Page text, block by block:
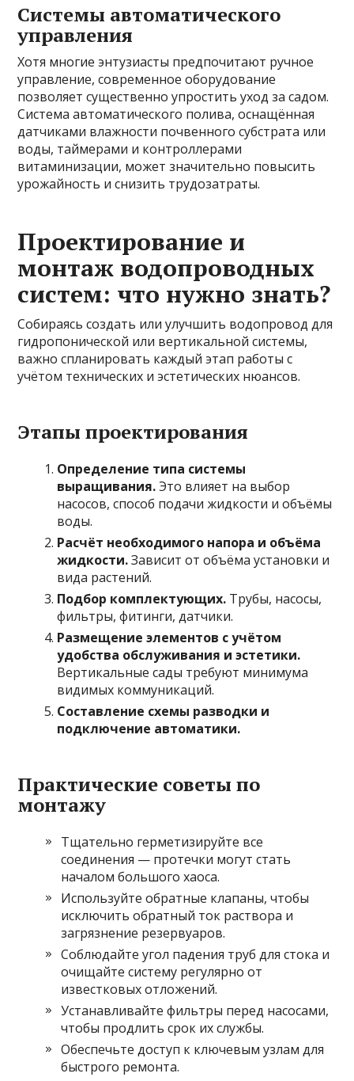
Системы автоматического
управления
Хотя многие энтузиасты предпочитают ручное
управление, современное оборудование
позволяет существенно упростить уход за садом.
Система автоматического полива, оснащённая
датчиками влажности почвенного субстрата или
воды, таймерами и контроллерами
витаминизации, может значительно повысить
урожайность и снизить трудозатраты.
Проектирование и
монтаж водопроводных
систем: что нужно знать?
Собираясь создать или улучшить водопровод для
гидропонической или вертикальной системы,
важно спланировать каждый этап работы с
учётом технических и эстетических нюансов.
Этапы проектирования
Определение типа системы
выращивания.Это влияет на выбор
насосов, способ подачи жидкости и объёмы
воды.
Расчёт необходимого напора и объёма
жидкости.Зависит от объёма установки и
вида растений.
Подбор комплектующих. Трубы, насосы,
фильтры, фитинги, датчики.
Размещение элементов с учётом
удобства обслуживания и эстетики.
Вертикальные сады требуют минимума
видимых коммуникаций.
Составление схемы разводки и
подключение автоматики.
Практические советы по
монтажу
Тщательно герметизируйте все
соединения — протечки могут стать
началом большого хаоса.
Используйте обратные клапаны, чтобы
исключить обратный ток раствора и
загрязнение резервуаров.
Соблюдайте угол падения труб для стока и
очищайте систему регулярно от
известковых отложений.
Устанавливайте фильтры перед насосами,
чтобы продлить срок их службы.
Обеспечьте доступ к ключевым узлам для
быстрого ремонта.